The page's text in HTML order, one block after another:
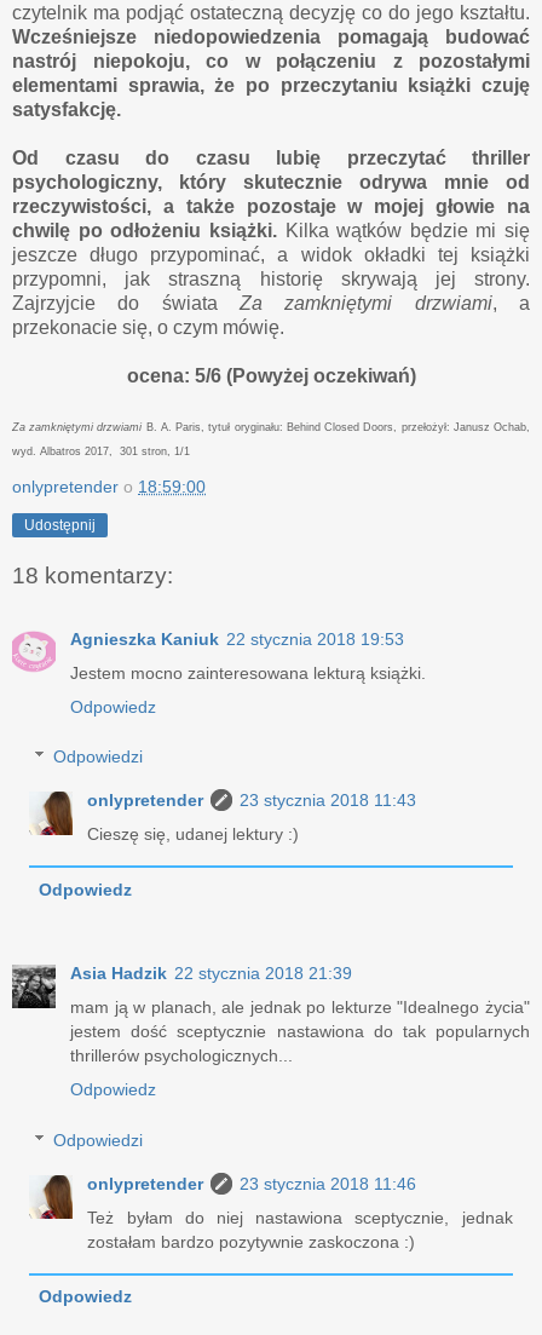
czytelnik ma podjąć ostateczną decyzję co do jego kształtu.
Wcześniejsze niedopowiedzenia pomagają budować
nastrój niepokoju, co w połączeniu z pozostałymi
elementami sprawia, że po przeczytaniu książki czuję
satysfakcję.
Od czasu do czasu lubię przeczytać thriller
psychologiczny, który skutecznie odrywa mnie od
rzeczywistości, a także pozostaje w mojej głowie na
chwilę po odłożeniu książki.Kilka wątków będzie mi się
jeszcze długo przypominać, a widok okładki tej książki
przypomni, jak straszną historię skrywają jej strony.
Zajrzyjcie do świata Za zamkniętymi drzwiami, a
przekonacie się, o czym mówię.
ocena: 5/6 (Powyżej oczekiwań)
Za zamkniętymi drzwiami B. A. Paris, tytuł oryginału: Behind Closed Doors, przełożył: Janusz Ochab,
wyd. Albatros 2017, 301 stron, 1/1
onlypretender o 18:59:00
Udostępnij
18 komentarzy:
Agnieszka Kaniuk 22 stycznia 2018 19:53
Jestem mocno zainteresowana lekturą książki.
Odpowiedz
Odpowiedzi
onlypretender
23 stycznia 2018 11:43
Cieszę się, udanej lektury :)
Odpowiedz
Asia Hadzik 22 stycznia 2018 21:39
mam ją w planach, ale jednak po lekturze "Idealnego życia"
jestem dość sceptycznie nastawiona do tak popularnych
thrillerów psychologicznych...
Odpowiedz
Odpowiedzi
onlypretender
23 stycznia 2018 11:46
Też byłam do niej nastawiona sceptycznie, jednak
zostałam bardzo pozytywnie zaskoczona :)
Odpowiedz